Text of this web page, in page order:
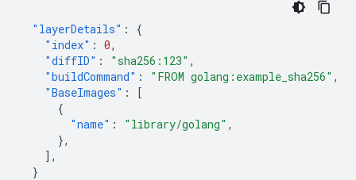
"layerDetails" :
{
"index" : 0,
"diffID" : "sha256:123" ,
"buildCommand" : "FROM golang:example_sha256" ,
"BaseImages" :
[
{
"name" : "library/golang" ,
},
],
}